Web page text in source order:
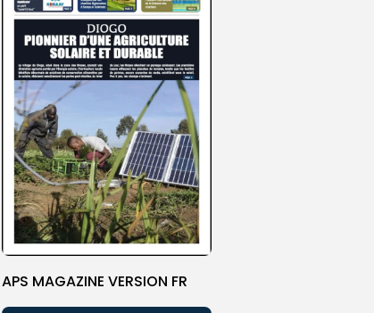
APS MAGAZINE VERSION FR